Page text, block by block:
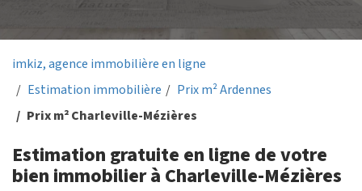
imkiz, agence immobilière en ligne
Estimation immobilière
Prix m² Ardennes
Prix m² Charleville-Mézières
Estimation gratuite en ligne de votre
bien immobilier à Charleville-Mézières